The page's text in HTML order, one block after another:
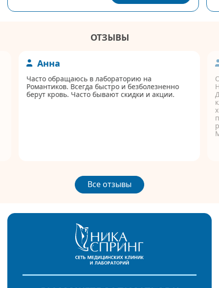
ОТЗЫВЫ
Анна
Часто обращаюсь в лабораторию на
Романтиков. Всегда быстро и безболезненно
берут кровь. Часто бывают скидки и акции.
Все отзывы